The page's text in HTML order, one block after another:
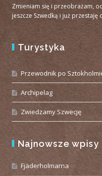
Zmieniam się i przeobrażam,
jeszcze Szwedką i już przestaję
Turystyka
Przewodnik po
Archipelag
Zwiedzamy Szwecję
Najnowsze wpisy
Fjäderholmarna